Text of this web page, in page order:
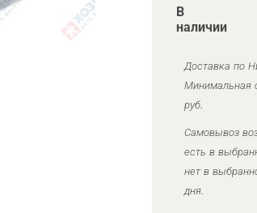
В
наличии
Доставка по
Минимальная
руб.
Самовывоз
есть в
нет в
дня.